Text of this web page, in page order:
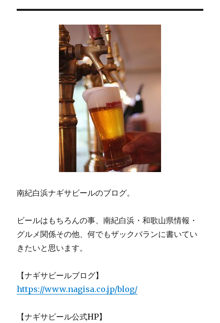
ン
南紀白浜ナギサビールのブログ。
ビールはもちろんの事、南紀白浜・和歌山県情報・
グルメ関係その他、何でもザックバランに書いてい
きたいと思います。
【ナギサビールブログ】
https://www.nagisa.co.jp/blog/
【ナギサビール公式HP】